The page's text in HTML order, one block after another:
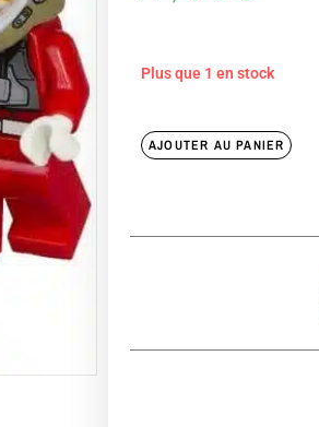
Plus que 1 en stock
AJOUTER AU PANIER